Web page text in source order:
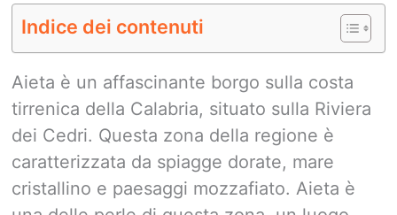
Indice dei contenuti
Aieta è un affascinante borgo sulla costa
tirrenica della Calabria, situato sulla Riviera
dei Cedri. Questa zona della regione è
caratterizzata da spiagge dorate, mare
cristallino e paesaggi mozzafiato. Aieta è